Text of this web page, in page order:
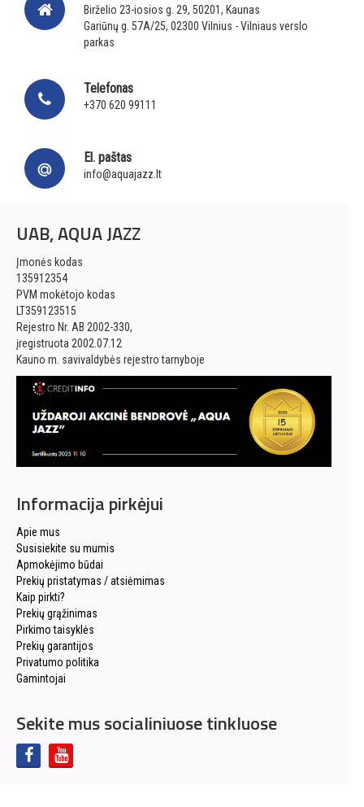
Birželio 23-iosios g. 29, 50201, Kaunas
Gariūnų g. 57A/25, 02300 Vilnius - Vilniaus verslo
parkas
Telefonas
+370 620 99111
El. paštas
info@aquajazz.lt
UAB, AQUA JAZZ
Įmonės kodas
135912354
PVM mokėtojo kodas
LT359123515
Rejestro Nr. AB 2002-330,
įregistruota 2002.07.12
Kauno m. savivaldybės rejestro tarnyboje
Informacija pirkėjui
Apie mus
Susisiekite su mumis
Apmokėjimo būdai
Prekių pristatymas / atsiėmimas
Kaip pirkti?
Prekių grąžinimas
Pirkimo taisyklės
Prekių garantijos
Privatumo politika
Gamintojai
Sekite mus socialiniuose tinkluose